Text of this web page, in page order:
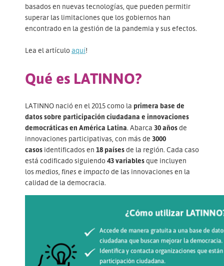
basados en nuevas tecnologías, que pueden permitir
superar las limitaciones que los gobiernos han
encontrado en la gestión de la pandemia y sus efectos.
Lea el artículoaquí!
Qué es LATINNO?
LATINNO nació en el 2015 como la primera base de
datos sobre participación ciudadana e innovaciones
democráticas en América Latina. Abarca 30 añosde
innovaciones participativas, con más de 3000
casos identificados en 18 paísesde la región. Cada caso
está codificado siguiendo43 variablesque incluyen
losmedios fines e impacto de las innovaciones en la
calidad de la democracia.